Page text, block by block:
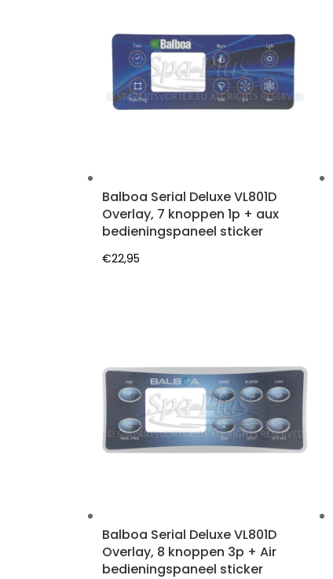
Balboa Serial Deluxe VL801D
Overlay, 7 knoppen 1p + aux
bedieningspaneel sticker
€22,95
Balboa Serial Deluxe VL801D
Overlay, 8 knoppen 3p + Air
bedieningspaneel sticker